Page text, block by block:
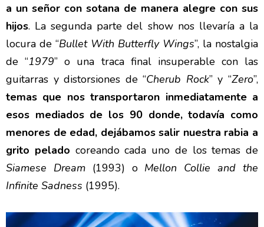
a un señor con sotana de manera alegre con sus
hijos. La segunda parte del show nos llevaría a la
locura de “Bullet With Butterfly Wings”, la nostalgia
de “1979” o una traca final insuperable con las
guitarras y distorsiones de “Cherub Rock” y “Zero”,
temas que nos transportaron inmediatamente a
esos mediados de los 90 donde, todavía como
menores de edad, dejábamos salir nuestra rabia a
grito pelado coreando cada uno de los temas de
Siamese Dream(1993) o Mellon Collie and the
Infinite Sadness (1995).